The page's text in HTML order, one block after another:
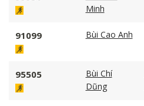
Minh
91099 Bùi Cao Anh
95505
Bùi Chí
Dũng